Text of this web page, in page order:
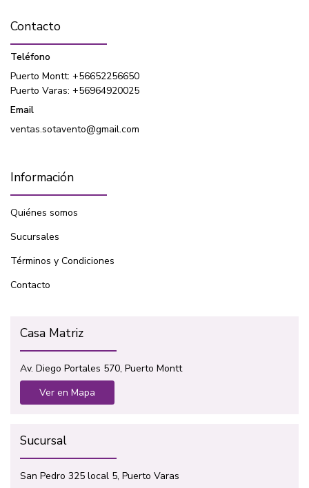
Contacto
Teléfono
Puerto Montt: +56652256650
Puerto Varas: +56964920025
Email
ventas.sotavento@gmail.com
Información
Quiénes somos
Sucursales
Términos y Condiciones
Contacto
Casa Matriz
Av. Diego Portales 570, Puerto Montt
Ver en Mapa
Sucursal
San Pedro 325 local 5, Puerto Varas